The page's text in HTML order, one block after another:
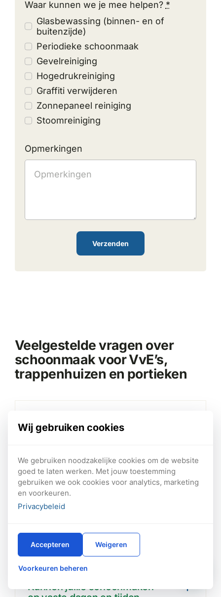
Waar kunnen we je mee helpen? *
Glasbewassing (binnen- en of
buitenzijde)
Periodieke schoonmaak
Gevelreiniging
Hogedrukreiniging
Graffiti verwijderen
Zonnepaneel reiniging
Stoomreiniging
Opmerkingen
Verzenden
Veelgestelde vragen over
schoonmaak voor VvE’s,
trappenhuizen en portieken
voor elk bedrijf
Welke ruimtes vallen onder
schoonmaak voor VvE’s
schoonmaakmiddelen
gebruikt
Kunnen jullie schoonmaken
Wij gebruiken cookies
We gebruiken noodzakelijke cookies om de website
goed te laten werken. Met jouw toestemming
gebruiken we ook cookies voor analytics, marketing
en voorkeuren.
Privacybeleid
Accepteren Weigeren
Voorkeuren beheren